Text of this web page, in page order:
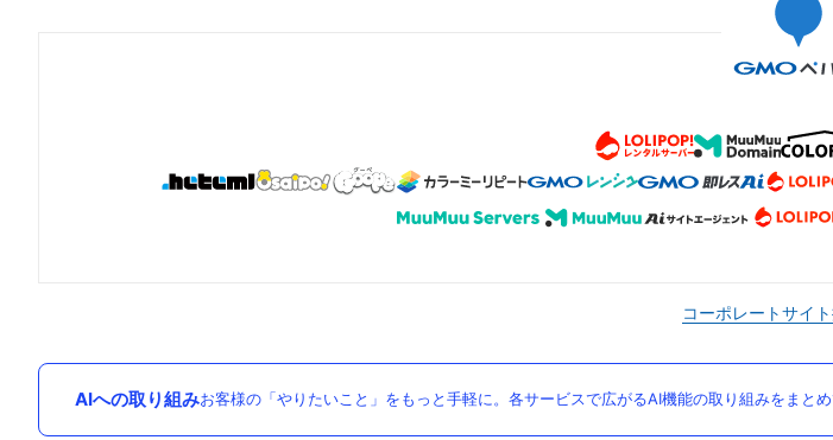
コーポレートサイト
AIへの取り組みお客様の「やりたいこと」をもっと手軽に。各サービスで広がるAI機能の取り組みをまとめ